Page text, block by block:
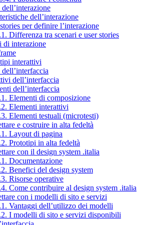
dell’interazione
per definire l’interazione
Differenza tra scenari e user stories
di interazione
interattivi
dell’interfaccia
dell’interfaccia
Elementi di composizione
Elementi interattivi
Elementi testuali (microtesti)
e costruire in alta fedeltà
Layout di pagina
Prototipi in alta fedeltà
con il design system .italia
Documentazione
Benefici del design system
Risorse operative
Come contribuire al design system .italia
con i modelli di sito e servizi
Vantaggi dell’utilizzo dei modelli
I modelli di sito e servizi disponibili